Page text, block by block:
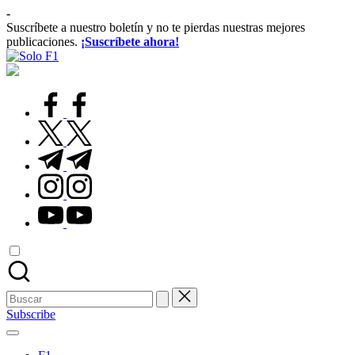
Saltar
al
contenido
-
Suscríbete a nuestro boletín y no te pierdas nuestras mejores
publicaciones. ¡Suscríbete ahora!
Para
facebook.com
twitter.com
t.me
instagram.com
youtube.com
Buscar:
Subscribe